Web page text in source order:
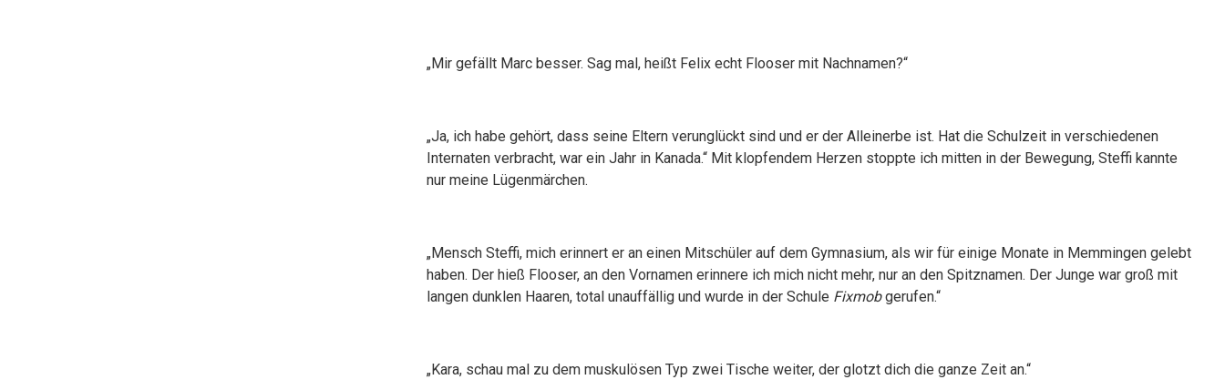
„Mir gefällt Marc besser. Sag mal, heißt Felix echt Flooser mit Nachnamen?“
„Ja, ich habe gehört, dass seine Eltern verunglückt sind und er der Alleinerbe ist. Hat die Schulzeit in verschiedenen
Internaten verbracht, war ein Jahr in Kanada.“ Mit klopfendem Herzen stoppte ich mitten in der Bewegung, Steffi kannte
nur meine Lügenmärchen.
„Mensch Steffi, mich erinnert er an einen Mitschüler auf dem Gymnasium, als wir für einige Monate in Memmingen gelebt
haben. Der hieß Flooser, an den Vornamen erinnere ich mich nicht mehr, nur an den Spitznamen. Der Junge war groß mit
langen dunklen Haaren, total unauffällig und wurde in der Schule Fixmobgerufen.“
„Kara, schau mal zu dem muskulösen Typ zwei Tische weiter, der glotzt dich die ganze Zeit an.“